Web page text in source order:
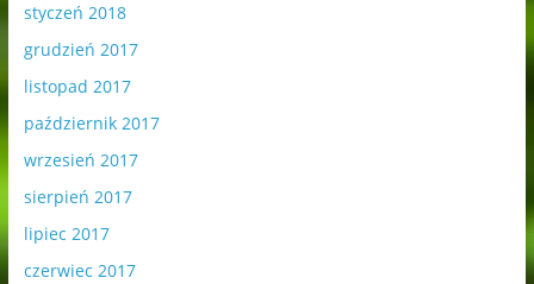
styczeń 2018
grudzień 2017
listopad 2017
październik 2017
wrzesień 2017
sierpień 2017
lipiec 2017
czerwiec 2017